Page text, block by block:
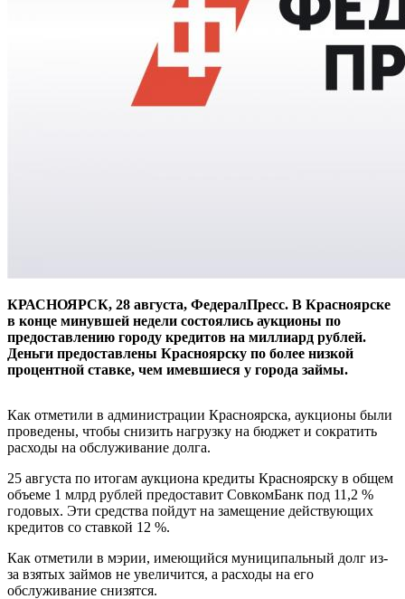
КРАСНОЯРСК, 28 августа, ФедералПресс. В Красноярске
в конце минувшей недели состоялись аукционы по
предоставлению городу кредитов на миллиард рублей.
Деньги предоставлены Красноярску по более низкой
процентной ставке, чем имевшиеся у города займы.
Как отметили в администрации Красноярска, аукционы были
проведены, чтобы снизить нагрузку на бюджет и сократить
расходы на обслуживание долга.
25 августа по итогам аукциона кредиты Красноярску в общем
объеме 1 млрд рублей предоставит СовкомБанк под 11,2 %
годовых. Эти средства пойдут на замещение действующих
кредитов со ставкой 12 %.
Как отметили в мэрии, имеющийся муниципальный долг из-
за взятых займов не увеличится, а расходы на его
обслуживание снизятся.